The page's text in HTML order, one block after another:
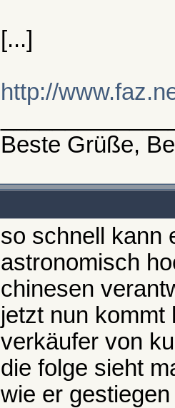
[...]
http://
Beste Grüße,
so schnell kann
astronomisch
chinesen
jetzt nun kommt
verkäufer von
die folge sieht
wie er